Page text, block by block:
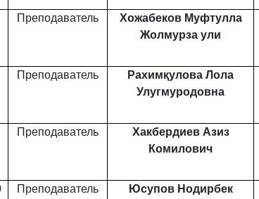
Преподаватель
Хожабеков Муфтулла
Жолмурза ули
Преподаватель
Рахимқулова Лола
Улугмуродовна
Преподаватель
Хакбердиев Азиз
Комилович
Преподаватель Юсупов Нодирбек